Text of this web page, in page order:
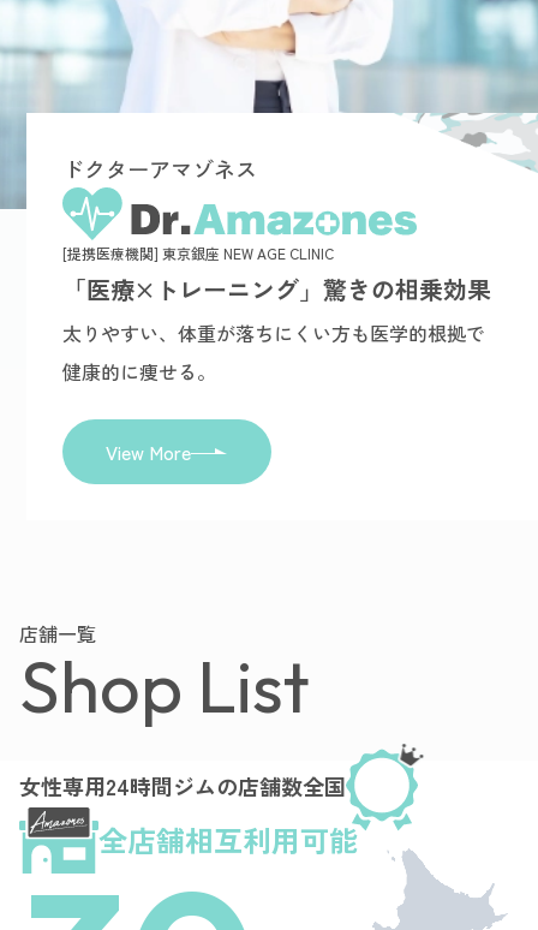
ドクターアマゾネス
[提携医療機関] 東京銀座 NEW AGE CLINIC
「医療×トレーニング」驚きの相乗効果
太りやすい、体重が落ちにくい方も医学的根拠で
健康的に痩せる。
View More
店舗一覧
Shop List
全店舗相互利用可能
女性専用24時間ジムの店舗数全国